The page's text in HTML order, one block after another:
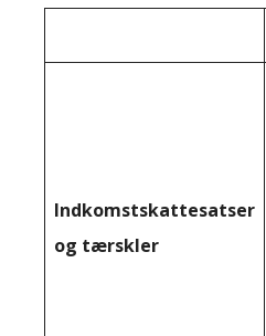
Indkomstskattesatser
og tærskler